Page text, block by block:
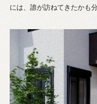
には、誰が訪ねてきたかも